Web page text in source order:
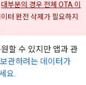
대부분의 경우 전체 OTA 이
터 완전 삭제가 필요하지
할 수 있지만 앱과 관
관하려는 데이터가
요.